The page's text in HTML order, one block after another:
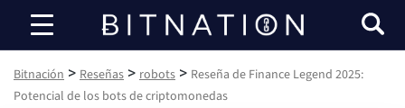
Bitnación
Bitnación > Reseñas > robots > Reseña de Finance Legend 2025:
Potencial de los bots de criptomonedas